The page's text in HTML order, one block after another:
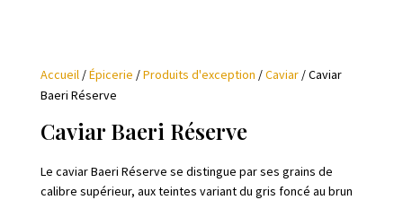
Accueil/Épicerie /Produits d'exception /Caviar/ Caviar
Baeri Réserve
Caviar Baeri Réserve
Le caviar Baeri Réserve se distingue par ses grains de
calibre supérieur, aux teintes variant du gris foncé au brun